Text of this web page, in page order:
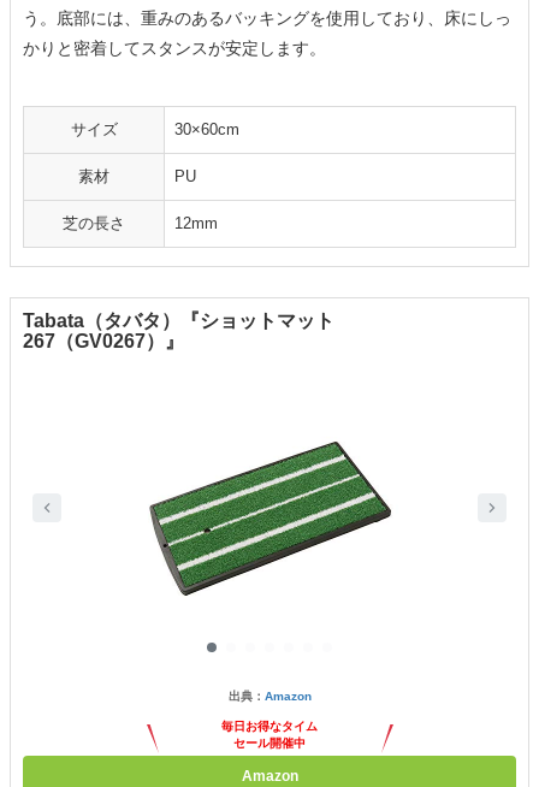
う。底部には、重みのあるバッキングを使用しており、床にしっ
かりと密着してスタンスが安定します。
サイズ 30×60cm
素材 PU
芝の長さ 12mm
Tabata（タバタ）『ショットマット
267（GV0267）』
出典： Amazon
毎日お得なタイム
セール開催中
Amazon